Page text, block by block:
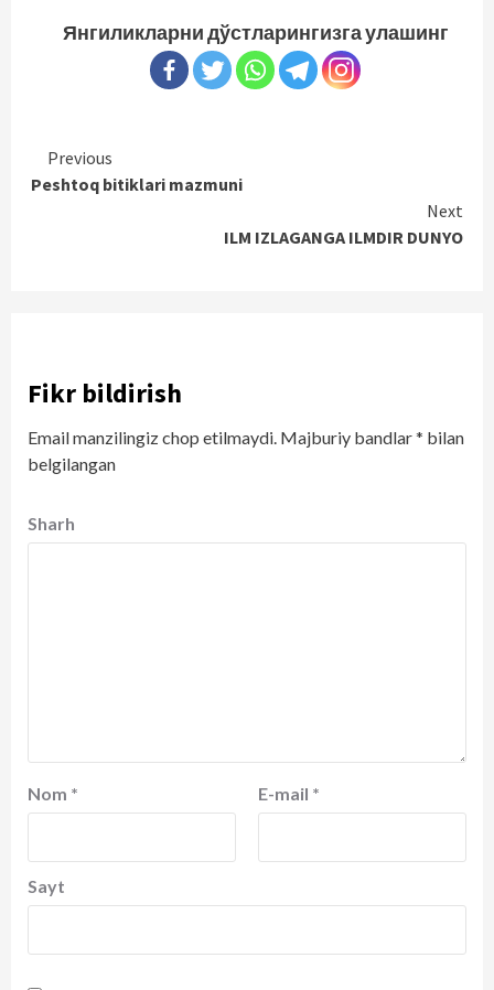
Янгиликларни дўстларингизга улашинг
Continue
Reading
Previous
Peshtoq bitiklari mazmuni
Next
ILM IZLAGANGA ILMDIR DUNYO
Fikr bildirish
Email manzilingiz chop etilmaydi. Majburiy bandlar* bilan
belgilangan
Sharh
Nom * E-mail *
Sayt